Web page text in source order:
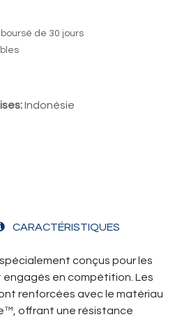
de 30 jours
Indonésie
CARACTÉRISTIQUES
conçus pour les
en compétition. Les
renforcées avec le matériau
offrant une résistance